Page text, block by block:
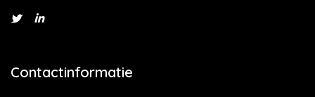
Contactinformatie